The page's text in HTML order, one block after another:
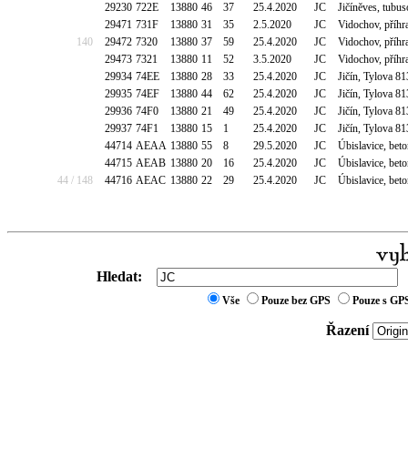
29230 722E 13880 46 37 25.4.2020 JC
Jičíněves,
29471 731F 13880 31 35 2.5.2020 JC
Vidochov,
140
29472 7320 13880 37 59 25.4.2020 JC
Vidochov,
29473 7321 13880 11 52 3.5.2020 JC
Vidochov,
29934 74EE 13880 28 33 25.4.2020 JC
Jičín, Tylova
29935 74EF 13880 44 62 25.4.2020 JC
Jičín, Tylova
29936 74F0 13880 21 49 25.4.2020 JC
Jičín, Tylova
29937 74F1 13880 15 1 25.4.2020 JC
Jičín, Tylova
44714 AEAA 13880 55 8 29.5.2020 JC
Úbislavice,
44715 AEAB 13880 20 16 25.4.2020 JC
Úbislavice,
44 / 148
44716 AEAC 13880 22 29 25.4.2020 JC Úbislavice,
Hledat:
Vše Pouze bez GPS Pouze s
Řazení